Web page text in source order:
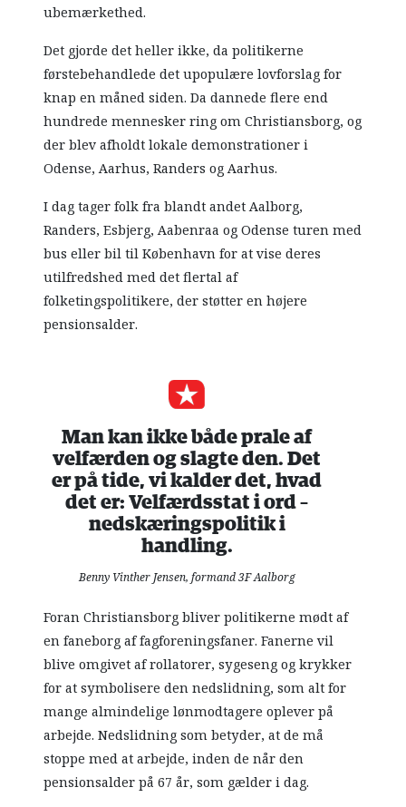
ubemærkethed.
Det gjorde det heller ikke, da politikerne
førstebehandlede det upopulære lovforslag for
knap en måned siden. Da dannede flere end
hundrede mennesker ring om Christiansborg, og
der blev afholdt lokale demonstrationer i
Odense, Aarhus, Randers og Aarhus.
I dag tager folk fra blandt andet Aalborg,
Randers, Esbjerg, Aabenraa og Odense turen med
bus eller bil til København for at vise deres
utilfredshed med det flertal af
folketingspolitikere, der støtter en højere
pensionsalder.
Man kan ikke både prale af
velfærden og slagte den. Det
er på tide, vi kalder det, hvad
det er: Velfærdsstat i ord –
nedskæringspolitik i
handling.
Benny Vinther Jensen, formand 3F Aalborg
Foran Christiansborg bliver politikerne mødt af
en faneborg af fagforeningsfaner. Fanerne vil
blive omgivet af rollatorer, sygeseng og krykker
for at symbolisere den nedslidning, som alt for
mange almindelige lønmodtagere oplever på
arbejde. Nedslidning som betyder, at de må
stoppe med at arbejde, inden de når den
pensionsalder på 67 år, som gælder i dag.